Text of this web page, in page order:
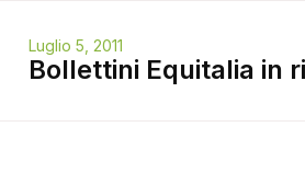
Luglio 5, 2011
Bollettini Equitalia in